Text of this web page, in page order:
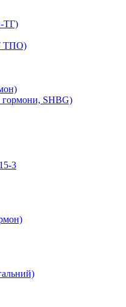
ТГ)
ТПО)
гормони, SHBG)
3